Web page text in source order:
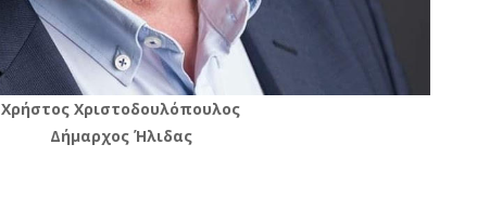
Xρήστος Χριστοδουλόπουλος
Δήμαρχος Ήλιδας